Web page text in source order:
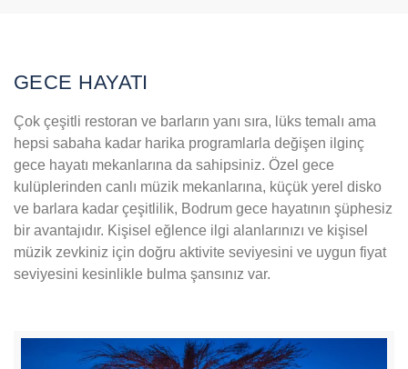
GECE HAYATI
Çok çeşitli restoran ve barların yanı sıra, lüks temalı ama
hepsi sabaha kadar harika programlarla değişen ilginç
gece hayatı mekanlarına da sahipsiniz. Özel gece
kulüplerinden canlı müzik mekanlarına, küçük yerel disko
ve barlara kadar çeşitlilik, Bodrum gece hayatının şüphesiz
bir avantajıdır. Kişisel eğlence ilgi alanlarınızı ve kişisel
müzik zevkiniz için doğru aktivite seviyesini ve uygun fiyat
seviyesini kesinlikle bulma şansınız var.